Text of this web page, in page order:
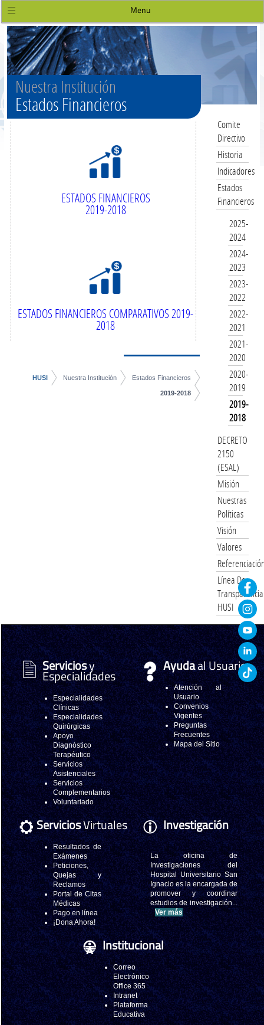
Menu
Nuestra Institución
Estados Financieros
ESTADOS FINANCIEROS
2019-2018
ESTADOS FINANCIEROS COMPARATIVOS 2019-
2018
HUSI Nuestra Institución Estados Financieros
2019-2018
Comite
Directivo
Historia
Indicadores
Estados
Financieros
2025-
2024
2024-
2023
2023-
2022
2022-
2021
2021-
2020
2020-
2019
2019-
2018
DECRETO
2150
(ESAL)
Misión
Nuestras
Políticas
Visión
Valores
Línea De
Transparencia
HUSI
Serviciosy
Especialidades
Especialidades
Clínicas
Especialidades
Quirúrgicas
Apoyo
Diagnóstico
Terapéutico
Servicios
Asistenciales
Servicios
Complementarios
Voluntariado
Ayudaal Usuario
Atención al
Usuario
Convenios
Vigentes
Preguntas
Frecuentes
Mapa del Sitio
ServiciosVirtuales
Resultados de
Exámenes
Peticiones,
Quejas y
Reclamos
Portal de Citas
Médicas
Pago en línea
¡Dona Ahora!
Investigación
La oficina de
Investigaciones del
Hospital Universitario San
Ignacio es la encargada de
promover y coordinar
estudios de investigación...
Ver más
Institucional
Correo
Electrónico
Office 365
Intranet
Plataforma
Educativa